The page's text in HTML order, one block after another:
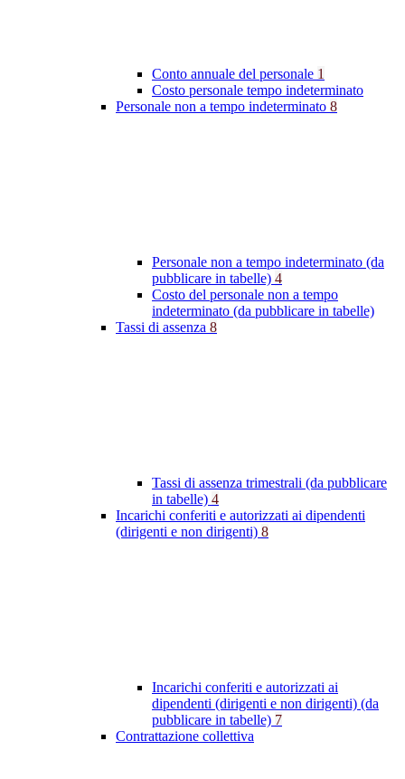
Conto annuale del personale 1
Costo personale tempo indeterminato
Personale non a tempo indeterminato 8
Personale non a tempo indeterminato (da
pubblicare in tabelle) 4
Costo del personale non a tempo
indeterminato (da pubblicare in tabelle)
Tassi di assenza 8
Tassi di assenza trimestrali (da pubblicare
in tabelle) 4
Incarichi conferiti e autorizzati ai dipendenti
(dirigenti e non dirigenti) 8
Incarichi conferiti e autorizzati ai
dipendenti (dirigenti e non dirigenti) (da
pubblicare in tabelle) 7
Contrattazione collettiva